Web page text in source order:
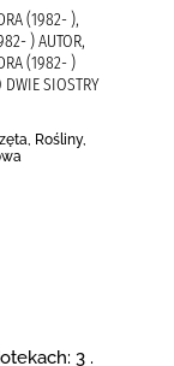
(1982- ),
) AUTOR,
(1982- )
DWIE SIOSTRY
Rośliny,
3 .